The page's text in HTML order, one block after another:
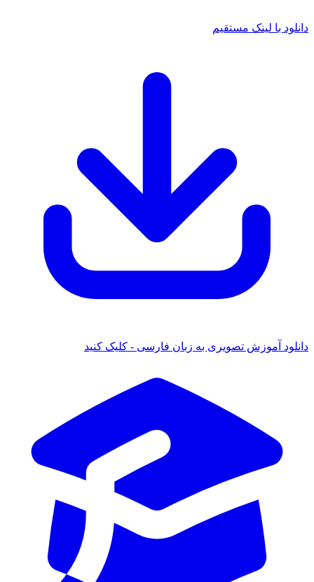
دانلود با لینک مستقیم
دانلود آموزش تصویری به زبان فارسی - کلیک کنید